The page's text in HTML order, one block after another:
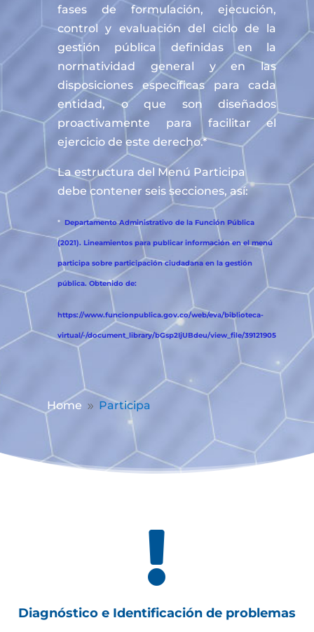
fases de formulación, ejecución,
control y evaluación del ciclo de la
gestión pública definidas en la
normatividad general y en las
disposiciones específicas para cada
entidad, o que son diseñados
proactivamente para facilitar el
ejercicio de este derecho.*
La estructura del Menú Participa
debe contener seis secciones, así:
* Departamento Administrativo de la Función Pública
(2021). Lineamientos para publicar información en el menú
participa sobre participación ciudadana en la gestión
pública. Obtenido de:
https://www.funcionpublica.gov.co/web/eva/biblioteca-
virtual/-/document_library/bGsp2IjUBdeu/view_file/39121905
Home 9 Participa

Diagnóstico e Identificación de problemas